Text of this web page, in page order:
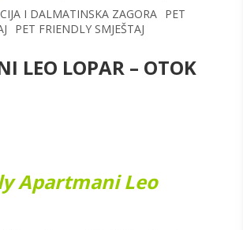
I DALMATINSKA ZAGORA PET
PET FRIENDLY SMJEŠTAJ
LEO LOPAR – OTOK
Apartmani Leo